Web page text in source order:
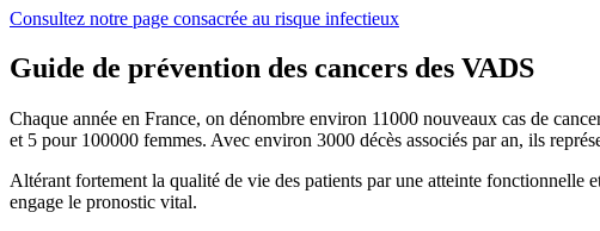
Consultez notre page consacrée au risque infectieux
Guide de prévention des cancers des VADS
Chaque année en France, on dénombre environ 11000 nouveaux cas de
et 5 pour 100000 femmes. Avec environ 3000 décès associés par an, ils
Altérant fortement la qualité de vie des patients par une atteinte fonctionnelle
engage le pronostic vital.